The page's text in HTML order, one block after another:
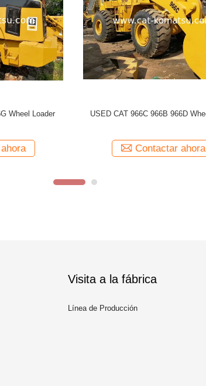
Loader USED CAT 950H Wheel
Contactar ahora
Visita a la fábrica
Línea de Producción